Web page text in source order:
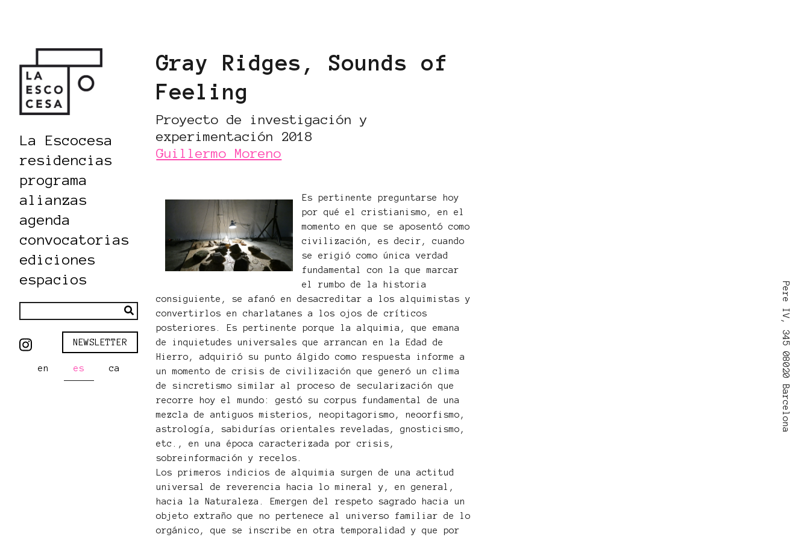
Pere IV, 345 08020 Barcelona
La Escocesa
residencias
programa
alianzas
agenda
convocatorias
ediciones
espacios
NEWSLETTER
en es ca
Gray Ridges, Sounds of
Feeling
Proyecto de investigación y
experimentación 2018
Guillermo Moreno
Es pertinente preguntarse hoy
por qué el cristianismo, en el
momento en que se aposentó como
civilización, es decir, cuando
se erigió como única verdad
fundamental con la que marcar
el rumbo de la historia
consiguiente, se afanó en desacreditar a los alquimistas y
convertirlos en charlatanes a los ojos de críticos
posteriores. Es pertinente porque la alquimia, que emana
de inquietudes universales que arrancan en la Edad de
Hierro, adquirió su punto álgido como respuesta informe a
un momento de crisis de civilización que generó un clima
de sincretismo similar al proceso de secularización que
recorre hoy el mundo: gestó su corpus fundamental de una
mezcla de antiguos misterios, neopitagorismo, neoorfismo,
astrología, sabidurías orientales reveladas, gnosticismo,
etc., en una época caracterizada por crisis,
sobreinformación y recelos.
Los primeros indicios de alquimia surgen de una actitud
universal de reverencia hacia lo mineral y, en general,
hacia la Naturaleza. Emergen del respeto sagrado hacia un
objeto extraño que no pertenece al universo familiar de lo
orgánico, que se inscribe en otra temporalidad y que por